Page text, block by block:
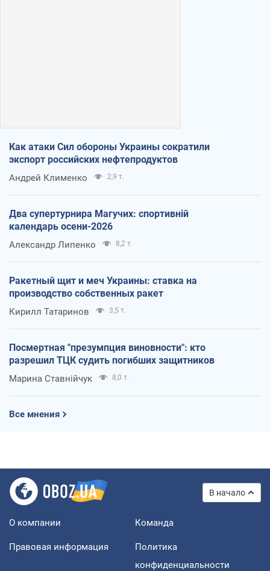
Как атаки Сил обороны Украины сократили
экспорт российских нефтепродуктов
Андрей Клименко 2,9 т.
Два супертурнира Магучих: спортивній
календарь осени-2026
Александр Липенко 8,2 т.
Ракетный щит и меч Украины: ставка на
производство собственных ракет
Кирилл Татаринов 3,5 т.
Посмертная "презумпция виновности": кто
разрешил ТЦК судить погибших защитников
Марина Ставнійчук 8,0 т.
Все мнения
В начало
О компании Команда
Правовая информация
Политика
конфиденциальности